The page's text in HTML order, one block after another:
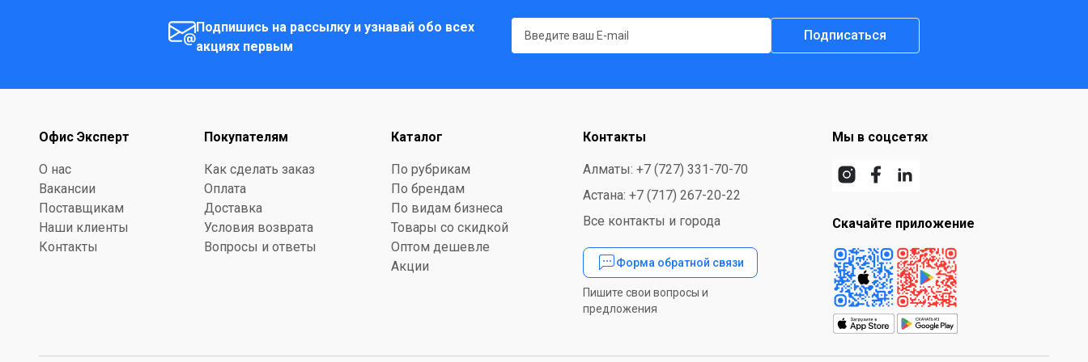
Подпишись на рассылку и узнавай обо всех
акциях первым
Подписаться
Офис Эксперт
О нас
Вакансии
Поставщикам
Наши клиенты
Контакты
Покупателям
Как сделать заказ
Оплата
Доставка
Условия возврата
Вопросы и ответы
Каталог
По рубрикам
По брендам
По видам бизнеса
Товары со скидкой
Оптом дешевле
Акции
Контакты
Алматы: +7 (727) 331-70-70
Астана: +7 (717) 267-20-22
Все контакты и города
Форма обратной связи
Пишите свои вопросы и
предложения
Мы в соцсетях
Скачайте приложение